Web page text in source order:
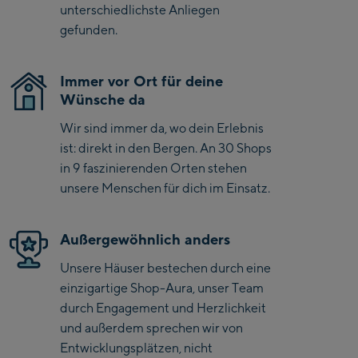
Saalbach Zentrum
Kohlmaisbahn
Saalbach Ski-Service
Viehhofen Talstation
/Valley station
Salzburg:
Designer Outlet
Mayrhofen:
Mayrhofen Zentrum
Penkenbahn Talstation
/ Valley station
unterschiedlichste Anliegen
gefunden.
Immer vor Ort für deine
Wünsche da
Wir sind immer da, wo dein Erlebnis
ist: direkt in den Bergen. An 30 Shops
in 9 faszinierenden Orten stehen
unsere Menschen für dich im Einsatz.
Außergewöhnlich anders
Unsere Häuser bestechen durch eine
einzigartige Shop-Aura, unser Team
durch Engagement und Herzlichkeit
und außerdem sprechen wir von
Entwicklungsplätzen, nicht